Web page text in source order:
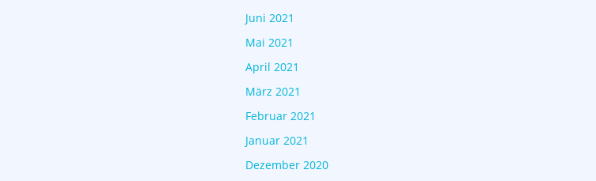
Juni 2021
Mai 2021
April 2021
März 2021
Februar 2021
Januar 2021
Dezember 2020